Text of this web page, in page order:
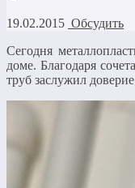
19.02.2015 Обсудить
Сегодня
доме. Благодаря
труб заслужил